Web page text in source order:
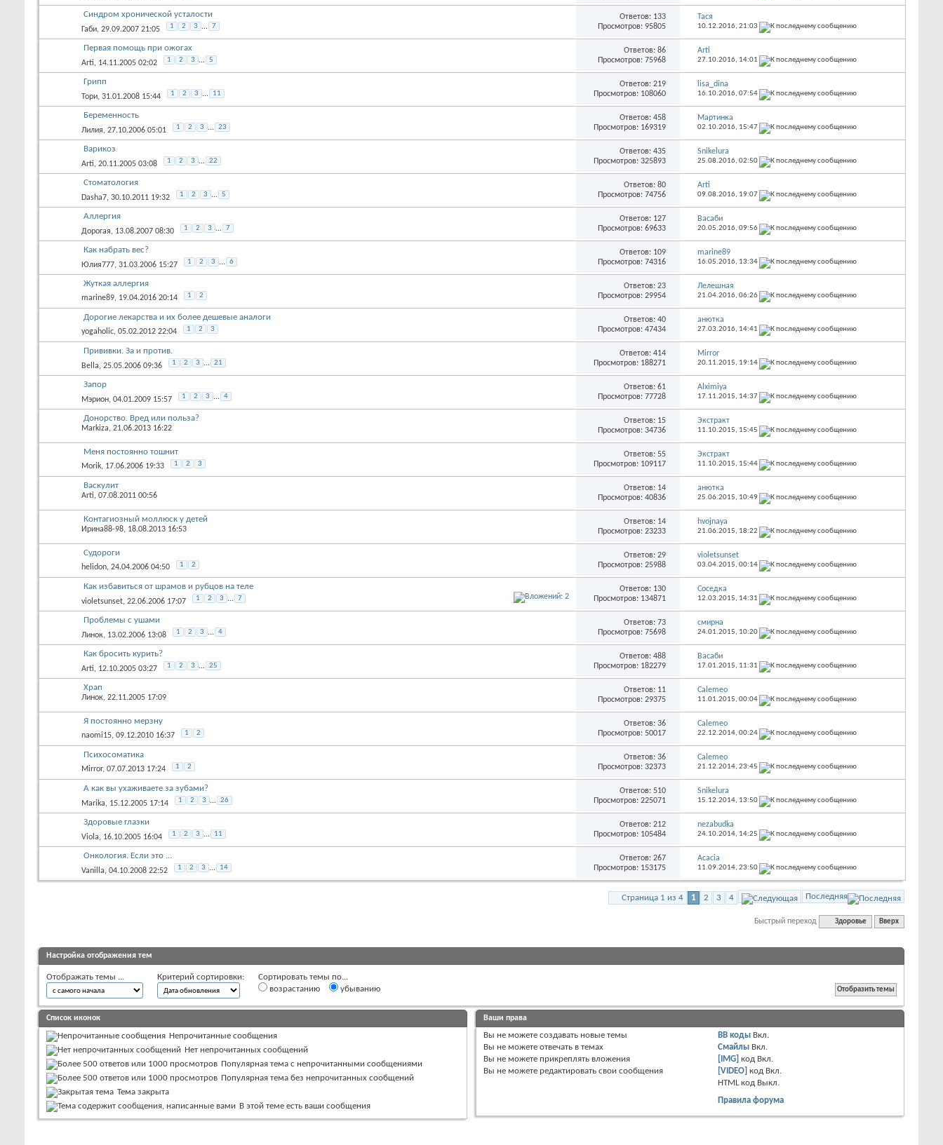
Синдром хронической усталости
Габи, 29.09.2007 21:05 1 2 3 ... 7
Ответов: 133
Просмотров: 95805
Тася
10.12.2016, 21:03
Первая помощь при ожогах
Arti, 14.11.2005 02:02 1 2 3 ... 5
Ответов: 86
Просмотров: 75968
Arti
27.10.2016, 14:01
Грипп
Тори, 31.01.2008 15:44 1 2 3 ... 11
Ответов: 219
Просмотров: 108060
lisa_dina
16.10.2016, 07:54
Беременность
Лилия, 27.10.2006 05:01 1 2 3 ... 23
Ответов: 458
Просмотров: 169319
Мартинка
02.10.2016, 15:47
Варикоз
Arti, 20.11.2005 03:08 1 2 3 ... 22
Ответов: 435
Просмотров: 325893
Snikelura
25.08.2016, 02:50
Стоматология
Dasha7, 30.10.2011 19:32 1 2 3 ... 5
Ответов: 80
Просмотров: 74756
Arti
09.08.2016, 19:07
Аллергия
Дорогая, 13.08.2007 08:30 1 2 3 ... 7
Ответов: 127
Просмотров: 69633
Васаби
20.05.2016, 09:56
Как набрать вес?
Юлия777, 31.03.2006 15:27 1 2 3 ... 6
Ответов: 109
Просмотров: 74316
marine89
16.05.2016, 13:34
Жуткая аллергия
marine89, 19.04.2016 20:14 1 2
Ответов: 23
Просмотров: 29954
Лелешная
21.04.2016, 06:26
Дорогие лекарства и их более дешевые аналоги
yogaholic, 05.02.2012 22:04 1 2 3
Ответов: 40
Просмотров: 47434
анютка
27.03.2016, 14:41
Прививки. За и против.
Bella, 25.05.2006 09:36 1 2 3 ... 21
Ответов: 414
Просмотров: 188271
Mirror
20.11.2015, 19:14
Запор
Мэрион, 04.01.2009 15:57 1 2 3 ... 4
Ответов: 61
Просмотров: 77728
Alximiya
17.11.2015, 14:37
Донорство. Вред или польза?
Markiza, 21.06.2013 16:22
Ответов: 15
Просмотров: 34736
Экстракт
11.10.2015, 15:45
Меня постоянно тошнит
Morik, 17.06.2006 19:33 1 2 3
Ответов: 55
Просмотров: 109117
Экстракт
11.10.2015, 15:44
Васкулит
Arti, 07.08.2011 00:56
Ответов: 14
Просмотров: 40836
анютка
25.06.2015, 10:49
Контагиозный моллюск у детей
Ирина88-98, 18.08.2013 16:53
Ответов: 14
Просмотров: 23233
hvojnaya
21.06.2015, 18:22
Судороги
helidon, 24.04.2006 04:50 1 2
Ответов: 29
Просмотров: 25988
violetsunset
03.04.2015, 00:14
Как избавиться от шрамов и рубцов на теле
violetsunset, 22.06.2006 17:07 1 2 3 ... 7
Ответов: 130
Просмотров: 134871
Соседка
12.03.2015, 14:31
Проблемы с ушами
Линок, 13.02.2006 13:08 1 2 3 ... 4
Ответов: 73
Просмотров: 75698
смирна
24.01.2015, 10:20
Как бросить курить?
Arti, 12.10.2005 03:27 1 2 3 ... 25
Ответов: 488
Просмотров: 182279
Васаби
17.01.2015, 11:31
Храп
Линок, 22.11.2005 17:09
Ответов: 11
Просмотров: 29375
Calemeo
11.01.2015, 00:04
Я постоянно мерзну
naomi15, 09.12.2010 16:37 1 2
Ответов: 36
Просмотров: 50017
Calemeo
22.12.2014, 00:24
Психосоматика
Mirror, 07.07.2013 17:24 1 2
Ответов: 36
Просмотров: 32373
Calemeo
21.12.2014, 23:45
А как вы ухаживаете за зубами?
Marika, 15.12.2005 17:14 1 2 3 ... 26
Ответов: 510
Просмотров: 225071
Snikelura
15.12.2014, 13:50
Здоровые глазки
Viola, 16.10.2005 16:04 1 2 3 ... 11
Ответов: 212
Просмотров: 105484
nezabudka
24.10.2014, 14:25
Онкология. Если это ...
Vanilla, 04.10.2008 22:52 1 2 3 ... 14
Ответов: 267
Просмотров: 153175
Acacia
11.09.2014, 23:50
Страница 1 из 4 1 2 3 4 Последняя
Быстрый переход Здоровье Вверх
Настройка отображения тем
Отображать темы ... Критерий сортировки:
Сортировать темы по...
возрастанию
убыванию
Список иконок
Непрочитанные сообщения
Нет непрочитанных сообщений
Популярная тема с непрочитанными сообщениями
Популярная тема без непрочитанных сообщений
Тема закрыта
В этой теме есть ваши сообщения
Ваши права
Вы не можете создавать новые темы
Вы не можете отвечать в темах
Вы не можете прикреплять вложения
Вы не можете редактировать свои сообщения
BB коды Вкл.
Смайлы Вкл.
[IMG] код Вкл.
[VIDEO] код Вкл.
HTML код Выкл.
Правила форума